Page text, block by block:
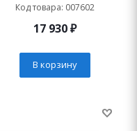
Код товара: 007602
17 930₽
В корзину